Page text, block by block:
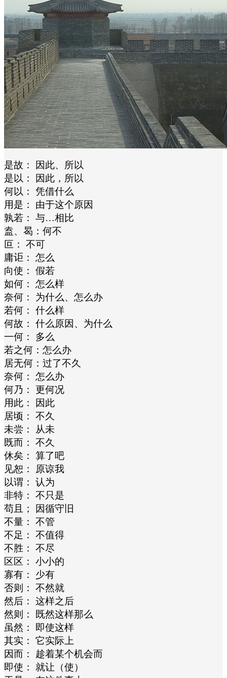
是故： 因此、所以
是以： 因此，所以
何以： 凭借什么
用是： 由于这个原因
孰若： 与…相比
盍、曷：何不
叵： 不可
庸讵： 怎么
向使： 假若
如何： 怎么样
奈何： 为什么、怎么办
若何： 什么样
何故： 什么原因、为什么
一何： 多么
若之何：怎么办
居无何：过了不久
奈何： 怎么办
何乃： 更何况
用此： 因此
居顷： 不久
未尝： 从未
既而： 不久
休矣： 算了吧
见恕： 原谅我
以谓： 认为
非特： 不只是
苟且； 因循守旧
不量： 不管
不足： 不值得
不胜： 不尽
区区： 小小的
寡有： 少有
否则： 不然就
然后： 这样之后
然则： 既然这样那么
虽然： 即使这样
其实： 它实际上
因而： 趁着某个机会而
即使： 就让（使）